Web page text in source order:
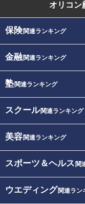
オリコン
保険関連ランキング
金融関連ランキング
塾関連ランキング
スクール関連ランキング
美容関連ランキング
スポーツ＆ヘルス 関
ウエディング関連ラン